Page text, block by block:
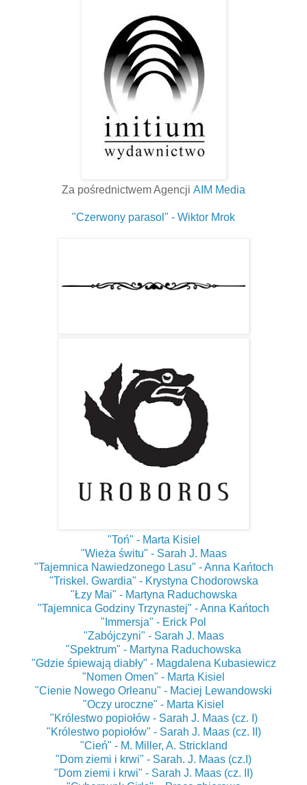
Za pośrednictwem Agencji AIM Media
"Czerwony parasol" - Wiktor Mrok
"Toń" - Marta Kisiel
"Wieża świtu" - Sarah J. Maas
"Tajemnica Nawiedzonego Lasu" - Anna Kańtoch
"Triskel. Gwardia" - Krystyna Chodorowska
"Łzy Mai" - Martyna Raduchowska
"Tajemnica Godziny Trzynastej" - Anna Kańtoch
"Immersja" - Erick Pol
"Zabójczyni" - Sarah J. Maas
"Spektrum" - Martyna Raduchowska
"Gdzie śpiewają diabły" - Magdalena Kubasiewicz
"Nomen Omen" - Marta Kisiel
"Cienie Nowego Orleanu" - Maciej Lewandowski
"Oczy uroczne" - Marta Kisiel
"Królestwo popiołów - Sarah J. Maas (cz. I)
"Królestwo popiołów" - Sarah J. Maas (cz. II)
"Cień" - M. Miller, A. Strickland
"Dom ziemi i krwi" - Sarah. J. Maas (cz.I)
"Dom ziemi i krwi" - Sarah J. Maas (cz. II)